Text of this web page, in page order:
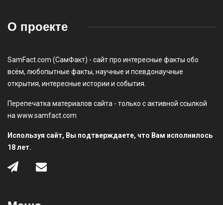
О проекте
SamFact.com (СамФакт) - сайт про интересные факты обо
всём, любопытные факты, научные и псевдонаучные
открытия, интересные истории и события.
Перепечатка материалов сайта - только с активной ссылкой
на www.samfact.com
Используя сайт, Вы подтверждаете, что Вам исполнилось
18 лет.